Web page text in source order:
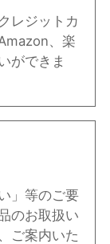
レジットカ
、楽
ができま
」等のご要
のお取扱い
ご案内いた